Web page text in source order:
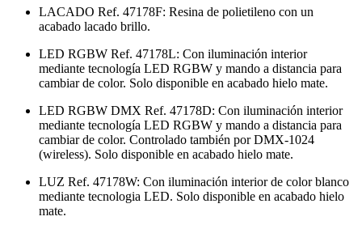
LACADO Ref. 47178F: Resina de polietileno con un
acabado lacado brillo.
LED RGBW Ref. 47178L: Con iluminación interior
mediante tecnología LED RGBW y mando a distancia para
cambiar de color. Solo disponible en acabado hielo mate.
LED RGBW DMX Ref. 47178D: Con iluminación interior
mediante tecnología LED RGBW y mando a distancia para
cambiar de color. Controlado también por DMX-1024
(wireless). Solo disponible en acabado hielo mate.
LUZ Ref. 47178W: Con iluminación interior de color blanco
mediante tecnologia LED. Solo disponible en acabado hielo
mate.